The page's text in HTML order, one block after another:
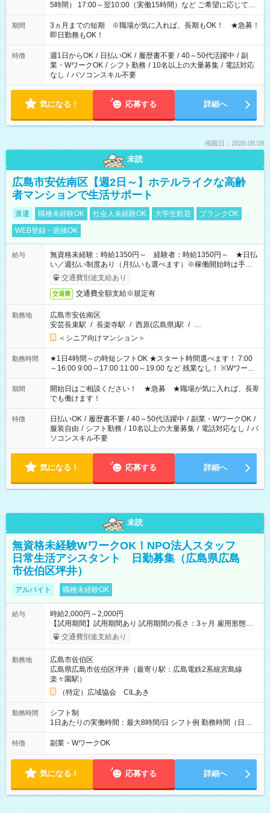
5時間） 17:00～翌10:00（実働15時間）など ご希望に応じて、
働く時間は調整できます！ お気軽に担当へ相談ください！
期間
3ヵ月までの短期 ※職場が気に入れば、長期もOK！ ★急募！
即日勤務もOK！
特徴 週1日からOK / 日払いOK / 履歴書不要 / 40～50代活躍中 / 副
業・WワークOK / シフト勤務 / 10名以上の大量募集 / 電話対応
なし / パソコンスキル不要
気になる！ 応募する 詳細へ
掲載日：2026.08.09
未読
広島市安佐南区【週2日～】ホテルライクな高齢
者マンションで生活サポート
派遣 職種未経験OK 社会人未経験OK 大学生歓迎
ブランクOK
WEB登録・面接OK
給与
無資格未経験：時給1350円～ 経験者：時給1350円～ ★日払
い／週払い制度あり（月払いも選べます）※稼働開始時は手続き
完了次第のお支払いとなります。
交通費別途支給あり
交通費 交通費全額支給※規定有
勤務地
広島市安佐南区
安芸長束駅 / 長楽寺駅 / 西原(広島県)駅 / …
＜シニア向けマンション＞
勤務時間
★1日4時間～の時短シフトOK ★スタート時間選べます！ 7:00
～16:00 9:00～17:00 11:00～19:00 など 残業なし！ ※Wワーク
の場合、他のお仕事と合わせ週40時間超の就業はご案内できま
せん ※法令に基づき、週20時間以上勤務は社会保険への加入対
象となります ※労働者派遣法（日雇い派遣の原則禁止）によ
り、短時間・短期間の就業はご案内が難しい場合があります
期間
開始日はご相談ください！ ★急募 ★職場が気に入れば、長期
でも働けます！
特徴 日払いOK / 履歴書不要 / 40～50代活躍中 / 副業・WワークOK /
服装自由 / シフト勤務 / 10名以上の大量募集 / 電話対応なし / パ
ソコンスキル不要
気になる！ 応募する 詳細へ
未読
無資格未経験WワークOK！NPO法人スタッフ
日常生活アシスタント 日勤募集（広島県広島
市佐伯区坪井）
アルバイト 職種未経験OK
給与
時給2,000円～2,000円
【試用期間】試用期間あり 試用期間の長さ：3ヶ月 雇用形態、
給与は本採用時と同じです。
交通費別途支給あり
勤務地
広島市佐伯区
広島県広島市佐伯区坪井（最寄り駅：広島電鉄2系統宮島線
楽々園駅）
（特定）広域協会 CILあき
勤務時間
シフト制
1日あたりの実働時間：最大8時間/日 シフト例 勤務時間（日
勤）・8時～18時 （実働時間8時間 待機休憩2時間）（日勤1回
あたりの給与 2万円）
特徴 副業・WワークOK
気になる！ 応募する 詳細へ